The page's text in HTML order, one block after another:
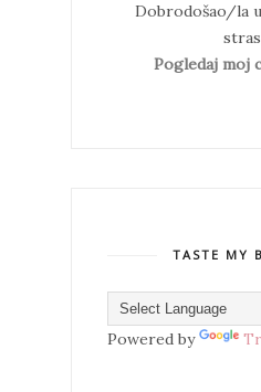
Dobrodošao/la
Pogledaj moj
TASTE MY
Powered by